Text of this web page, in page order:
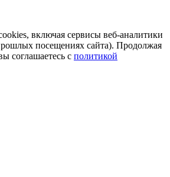
включая сервисы веб-аналитики
посещениях сайта). Продолжая
соглашаетесь с политикой